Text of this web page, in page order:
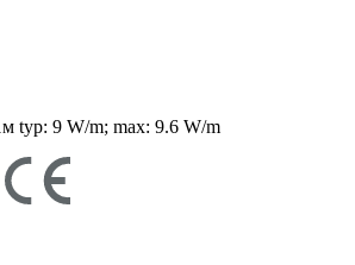
typ: 9 W/m; max: 9.6 W/m